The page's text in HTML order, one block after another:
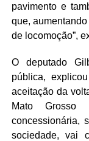
pavimento e
que,
de locomoção”,
O deputado
pública,
aceitação da
Mato Grosso
concessionária,
sociedade, vai